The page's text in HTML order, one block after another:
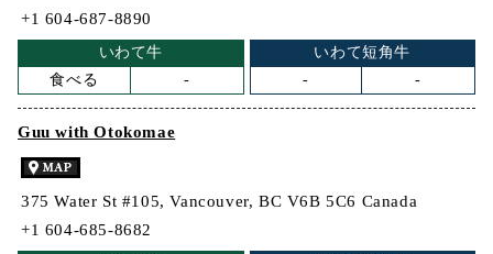
+1 604-687-8890
いわて牛
食べる
-
いわて短角牛
-
-
Guu with Otokomae
375 Water St #105, Vancouver, BC V6B 5C6 Canada
+1 604-685-8682